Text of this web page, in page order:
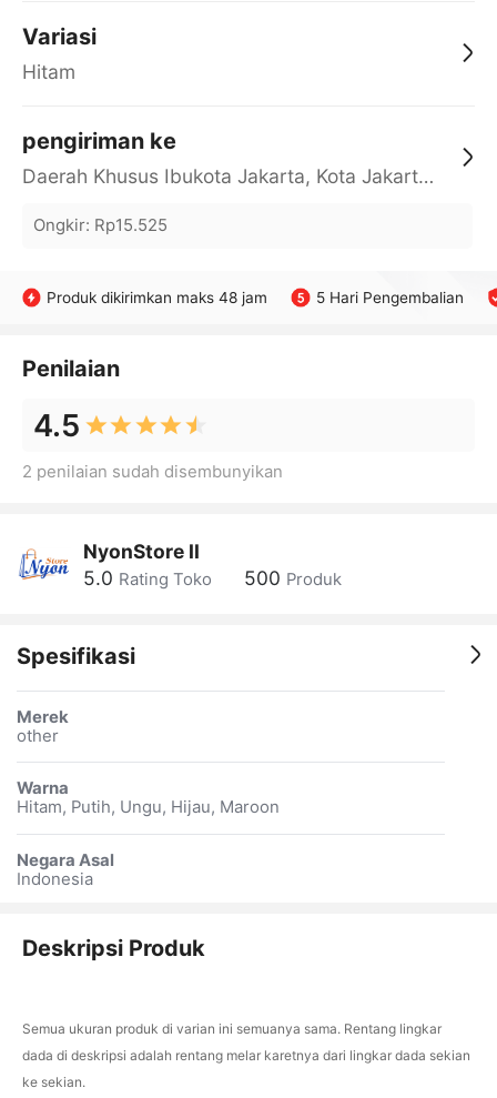
Variasi
Hitam
pengiriman ke
Daerah Khusus Ibukota Jakarta, Kota Jakarta Barat, Cengkareng, yy
Ongkir: Rp15.525
Produk dikirimkan maks 48 jam 5 Hari Pengembalian
Penilaian
4.5
2 penilaian sudah disembunyikan
NyonStore II
5.0 Rating Toko 500 Produk
Spesifikasi
Merek
other
Warna
Hitam, Putih, Ungu, Hijau, Maroon
Negara Asal
Indonesia
Deskripsi Produk
Semua ukuran produk di varian ini semuanya sama. Rentang lingkar
dada di deskripsi adalah rentang melar karetnya dari lingkar dada sekian
ke sekian.